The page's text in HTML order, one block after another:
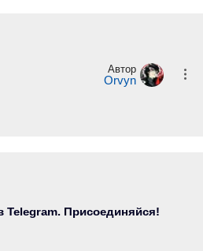
Автор
Orvyn
Telegram. Присоединяйся!